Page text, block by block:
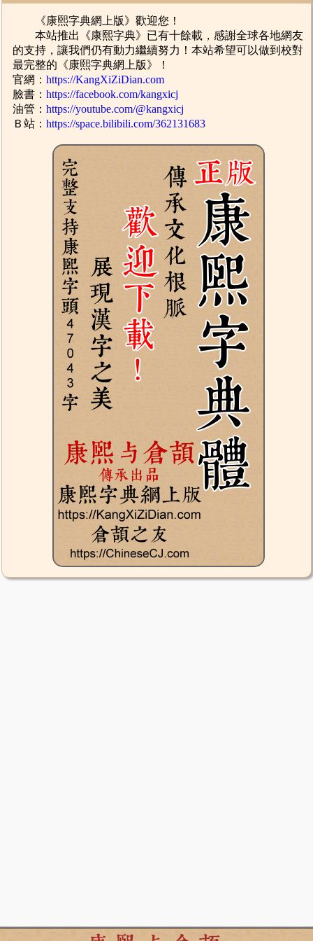
《康熙字典網上版》歡迎您！
本站推出《康熙字典》已有十餘載，感謝全球各地網友
的支持，讓我們仍有動力繼續努力！本站希望可以做到校對
最完整的《康熙字典網上版》！
官網：https://KangXiZiDian.com
臉書：https://facebook.com/kangxicj
油管：https://youtube.com/@kangxicj
Ｂ站：https://space.bilibili.com/362131683